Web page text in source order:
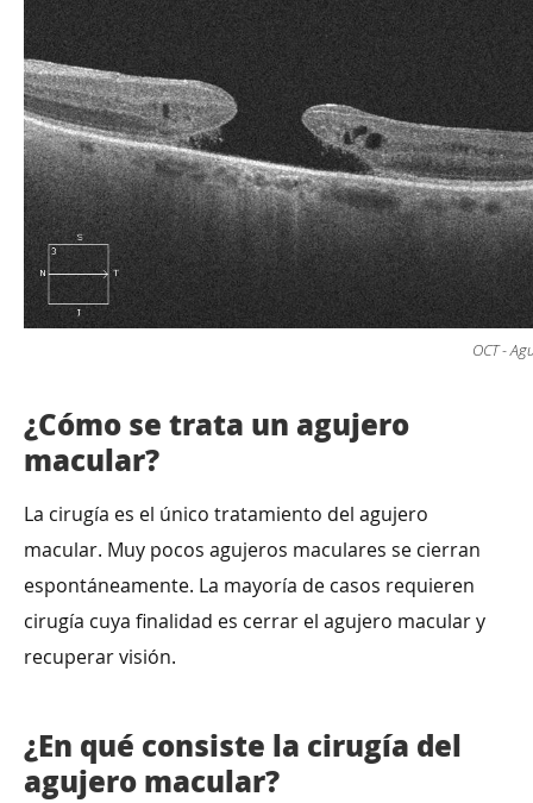
OCT -
¿Cómo se trata un agujero
macular?
La cirugía es el único tratamiento del agujero
macular. Muy pocos agujeros maculares se cierran
espontáneamente. La mayoría de casos requieren
cirugía cuya finalidad es cerrar el agujero macular y
recuperar visión.
¿En qué consiste la cirugía del
agujero macular?